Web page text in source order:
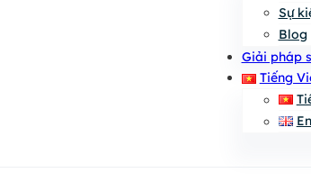
Sự
Blog
Giải pháp
Tiếng